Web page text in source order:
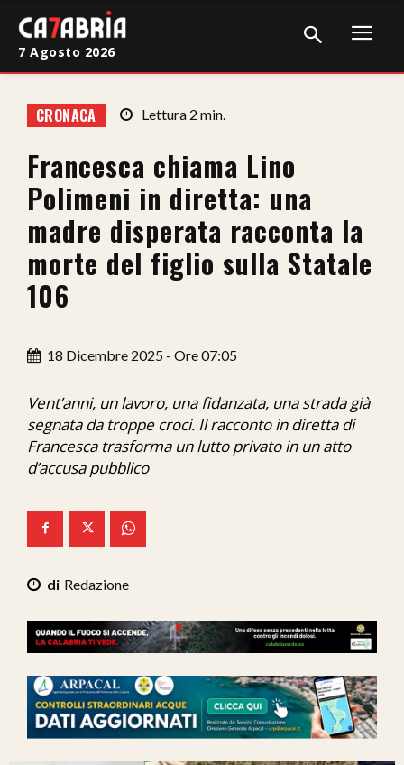
Cronaca
Giudiziaria
Politica
Sport
Attualità
Ita-Mondo
C7 Play
Mix Zone
7 Agosto 2026
CRONACA Lettura 2 min.
Francesca chiama Lino
Polimeni in diretta: una
madre disperata racconta la
morte del figlio sulla Statale
106
18 Dicembre 2025 - Ore 07:05
Vent’anni, un lavoro, una fidanzata, una strada già
segnata da troppe croci. Il racconto in diretta di
Francesca trasforma un lutto privato in un atto
d’accusa pubblico
Redazione